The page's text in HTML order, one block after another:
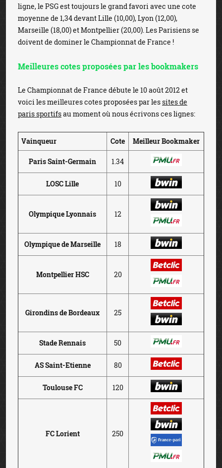
ligne, le PSG est toujours le grand favori avec une cote
moyenne de 1,34 devant Lille (10,00), Lyon (12,00),
Marseille (18,00) et Montpellier (20,00). Les Parisiens se
doivent de dominer le Championnat de France !
Meilleures cotes proposées par les bookmakers
Le Championnat de France débute le 10 août 2012 et
voici les meilleures cotes proposées par lessites de
paris sportifsau moment où nous écrivons ces lignes:
Vainqueur Cote Meilleur Bookmaker
Paris Saint-Germain 1.34
LOSC Lille 10
Olympique Lyonnais 12
Olympique de Marseille 18
Montpellier HSC 20
Girondins de Bordeaux 25
Stade Rennais 50
AS Saint-Etienne 80
Toulouse FC 120
FC Lorient 250